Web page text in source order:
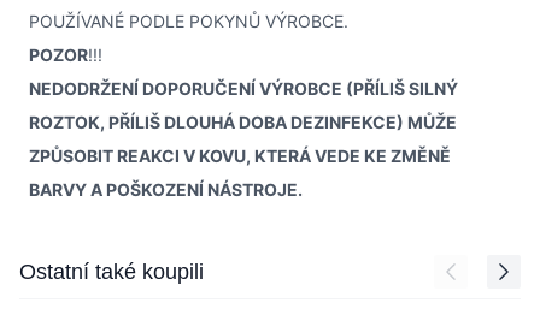
POUŽÍVANÉ PODLE POKYNŮ VÝROBCE.
POZOR!!!
NEDODRŽENÍ DOPORUČENÍ VÝROBCE (PŘÍLIŠ SILNÝ
ROZTOK, PŘÍLIŠ DLOUHÁ DOBA DEZINFEKCE) MŮŽE
ZPŮSOBIT REAKCI V KOVU, KTERÁ VEDE KE ZMĚNĚ
BARVY A POŠKOZENÍ NÁSTROJE.
Press to skip carousel
Ostatní také koupili